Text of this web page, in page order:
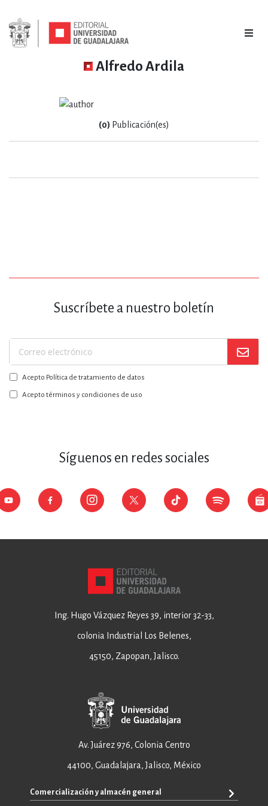
Alfredo Ardila
(0) Publicación(es)
Suscríbete a nuestro boletín
Suscríbase
a
nuestro
boletín:
Acepto Política de tratamiento de datos
Acepto términos y condiciones de uso
Síguenos en redes sociales
Ing. Hugo Vázquez Reyes 39, interior 32-33,
colonia Industrial Los Belenes,
45150, Zapopan, Jalisco.
Av. Juárez 976, Colonia Centro
44100, Guadalajara, Jalisco, México
Comercialización y almacén general